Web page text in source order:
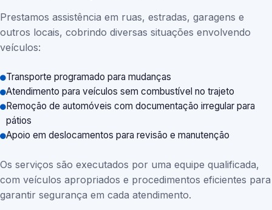
Prestamos assistência em ruas, estradas, garagens e
outros locais, cobrindo diversas situações envolvendo
veículos:
Transporte programado para mudanças
Atendimento para veículos sem combustível no trajeto
Remoção de automóveis com documentação irregular para
pátios
Apoio em deslocamentos para revisão e manutenção
Os serviços são executados por uma equipe qualificada,
com veículos apropriados e procedimentos eficientes para
garantir segurança em cada atendimento.